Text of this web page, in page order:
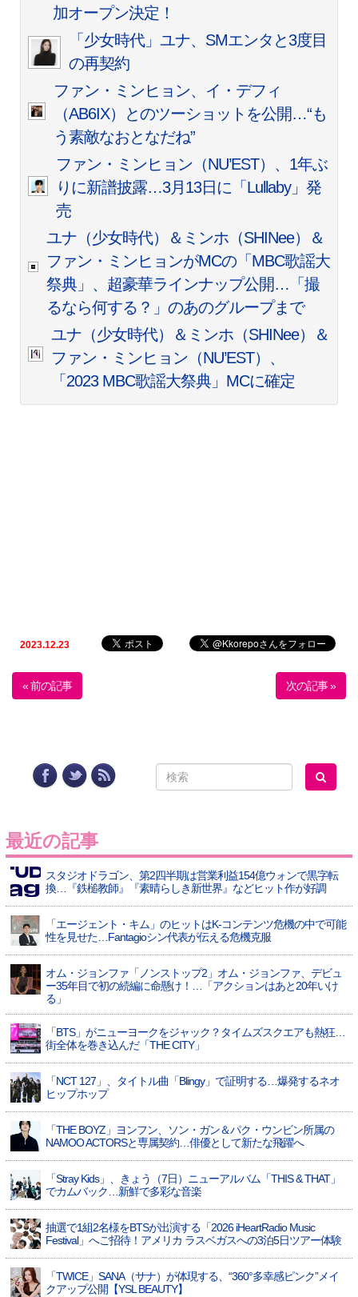
加オープン決定！
「少女時代」ユナ、SMエンタと3度目
の再契約
ファン・ミンヒョン、イ・デフィ
（AB6IX）とのツーショットを公開…“も
う素敵なおとなだね”
ファン・ミンヒョン（NU’EST）、1年ぶ
りに新譜披露…3月13日に「Lullaby」発
売
ユナ（少女時代）＆ミンホ（SHINee）＆
ファン・ミンヒョンがMCの「MBC歌謡大
祭典」、超豪華ラインナップ公開…「撮
るなら何する？」のあのグループまで
ユナ（少女時代）＆ミンホ（SHINee）＆
ファン・ミンヒョン（NU’EST）、
「2023 MBC歌謡大祭典」MCに確定
2023.12.23
« 前の記事 次の記事 »
最近の記事
スタジオドラゴン、第2四半期は営業利益154億ウォンで黒字転
換…『鉄槌教師』『素晴らしき新世界』などヒット作が好調
「エージェント・キム」のヒットはK-コンテンツ危機の中で可能
性を見せた…Fantagioシン代表が伝える危機克服
オム・ジョンファ「ノンストップ2」オム・ジョンファ、デビュ
ー35年目で初の続編に命懸け！…「アクションはあと20年いけ
る」
「BTS」がニューヨークをジャック？タイムズスクエアも熱狂…
街全体を巻き込んだ「THE CITY」
「NCT 127」、タイトル曲「Blingy」で証明する…爆発するネオ
ヒップホップ
「THE BOYZ」ヨンフン、ソン・ガン＆パク・ウンビン所属の
NAMOO ACTORSと専属契約…俳優として新たな飛躍へ
「Stray Kids」、きょう（7日）ニューアルバム「THIS & THAT」
でカムバック…新鮮で多彩な音楽
抽選で1組2名様をBTSが出演する「2026 iHeartRadio Music
Festival」へご招待！アメリカ ラスベガスへの3泊5日ツアー体験
「TWICE」SANA（サナ）が体現する、“360°多幸感ピンク”メイ
クアップ公開【YSL BEAUTY】